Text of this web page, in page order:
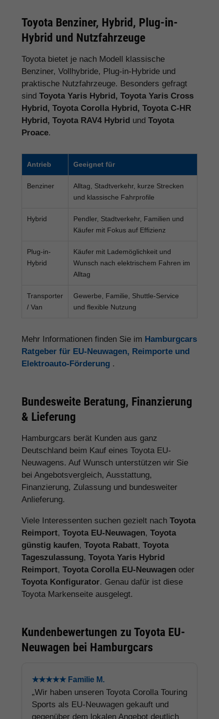
Toyota Benziner, Hybrid, Plug-in-
Hybrid und Nutzfahrzeuge
Toyota bietet je nach Modell klassische
Benziner, Vollhybride, Plug-in-Hybride und
praktische Nutzfahrzeuge. Besonders gefragt
sind Toyota Yaris Hybrid, Toyota Yaris Cross
Hybrid, Toyota Corolla Hybrid, Toyota C-HR
Hybrid, Toyota RAV4 Hybrid und Toyota
Proace.
Antrieb Geeignet für
Benziner
Alltag, Stadtverkehr, kurze Strecken
und klassische Fahrprofile
Hybrid
Pendler, Stadtverkehr, Familien und
Käufer mit Fokus auf Effizienz
Plug-in-
Hybrid
Käufer mit Lademöglichkeit und
Wunsch nach elektrischem Fahren im
Alltag
Transporter
/ Van
Gewerbe, Familie, Shuttle-Service
und flexible Nutzung
Mehr Informationen finden Sie im Hamburgcars
Ratgeber für EU-Neuwagen, Reimporte und
Elektroauto-Förderung .
Bundesweite Beratung, Finanzierung
& Lieferung
Hamburgcars berät Kunden aus ganz
Deutschland beim Kauf eines Toyota EU-
Neuwagens. Auf Wunsch unterstützen wir Sie
bei Angebotsvergleich, Ausstattung,
Finanzierung, Zulassung und bundesweiter
Anlieferung.
Viele Interessenten suchen gezielt nach Toyota
Reimport, Toyota EU-Neuwagen, Toyota
günstig kaufen, Toyota Rabatt, Toyota
Tageszulassung, Toyota Yaris Hybrid
Reimport, Toyota Corolla EU-Neuwagen oder
Toyota Konfigurator. Genau dafür ist diese
Toyota Markenseite ausgelegt.
Kundenbewertungen zu Toyota EU-
Neuwagen bei Hamburgcars
★★★★★ Familie M.
„Wir haben unseren Toyota Corolla Touring
Sports als EU-Neuwagen gekauft und
gegenüber dem lokalen Angebot deutlich